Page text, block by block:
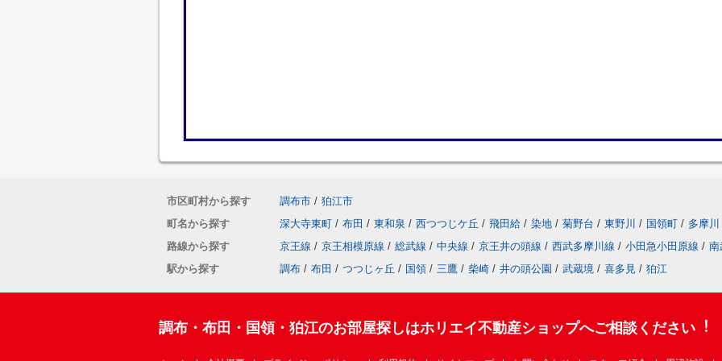
市区町村から探す 調布市 / 狛江市
町名から探す
深大寺東町 / 布田 / 東和泉 / 西つつじケ丘 / 飛田給 / 染地 / 菊野台 / 東野川 / 国領町 / 多摩川
路線から探す
京王線 / 京王相模原線 / 総武線 / 中央線 / 京王井の頭線 / 西武多摩川線 / 小田急小田原線 / 南
駅から探す
調布 / 布田 / つつじヶ丘 / 国領 / 三鷹 / 柴崎 / 井の頭公園 / 武蔵境 / 喜多見 / 狛江
調布・布田・国領・狛江のお部屋探しはホリエイ不動産ショップへご相談ください︕